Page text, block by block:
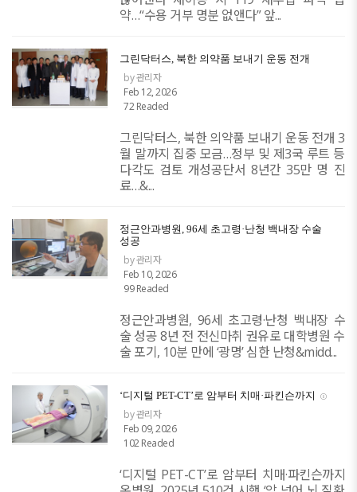
약…“수용 거부 명분 없앤다” 앞...
그린닥터스, 북한 의약품 보내기 운동 전개
by 관리자
Feb 12, 2026
72 Readed
그린닥터스, 북한 의약품 보내기 운동 전개 3
월 말까지 집중 모금…정부 및 제3국 루트 등
다각도 검토 개성공단서 8년간 35만 명 진
료…&...
정근안과병원, 96세 초고령·난청 백내장 수술
성공
by 관리자
Feb 10, 2026
99 Readed
정근안과병원, 96세 초고령·난청 백내장 수
술 성공 8년 전 전신마취 권유로 대학병원 수
술 포기, 10분 만에 ‘광명’ 심한 난청&midd...
‘디지털 PET-CT’로 암부터 치매·파킨슨까지
by 관리자
Feb 09, 2026
102 Readed
‘디지털 PET-CT’로 암부터 치매·파킨슨까지